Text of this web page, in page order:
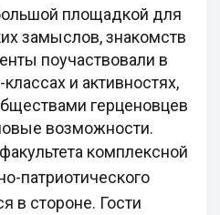
площадкой для
замыслов, знакомств
поучаствовали в
и активностях,
герценовцев
возможности.
комплексной
патриотического
в стороне. Гости